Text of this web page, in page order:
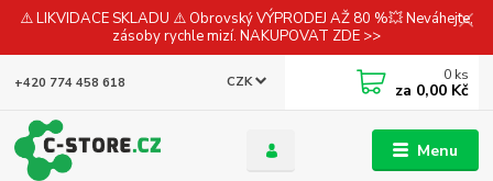
⚠️ LIKVIDACE SKLADU ⚠️ Obrovský VÝPRODEJ AŽ 80 %💥 Neváhejte,
zásoby rychle mizí. NAKUPOVAT ZDE >>
Menu
CZK
+420 774 458 618 0 ks
za 0,00 Kč